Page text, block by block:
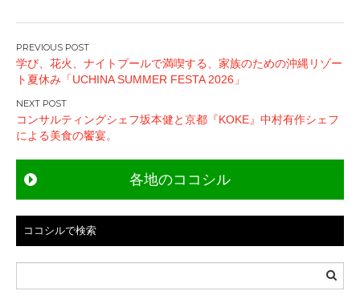
投
稿
ナ
ビ
ゲ
シ
ョ
ン
学び、花火、ナイトプールで満喫する、家族のための沖縄リゾー
ト夏休み「UCHINA SUMMER FESTA 2026」
コンサルティングシェフ坂本健と京都『KOKE』中村有作シェフ
による美食の饗宴。
各地のココシル
ココシルで検索